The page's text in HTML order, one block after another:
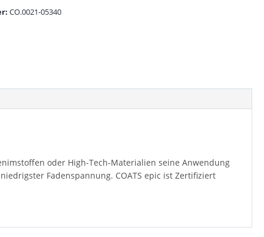
CO.0021-05340
oder High-Tech-Materialien seine Anwendung
Fadenspannung. COATS epic ist Zertifiziert